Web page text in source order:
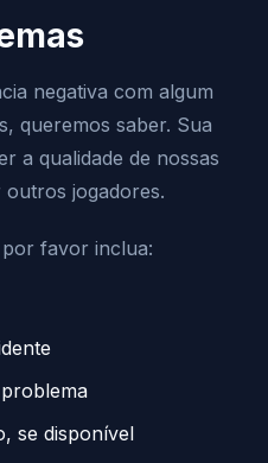
negativa com algum
queremos saber. Sua
a qualidade de nossas
jogadores.
favor inclua:
se disponível